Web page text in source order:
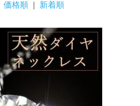
価格順 新着順